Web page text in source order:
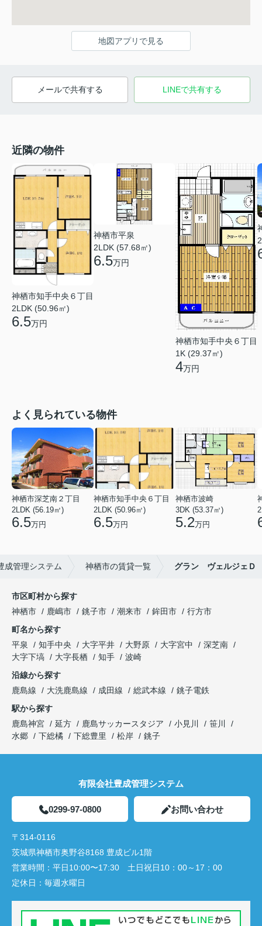
地図アプリで見る
メールで共有する LINEで共有する
近隣の物件
神栖市知手中央６丁目
2LDK (50.96㎡)
6.5万円
神栖市平泉
2LDK (57.68㎡)
6.5万円
神栖市知手中央６丁目
1K (29.37㎡)
4万円
よく見られている物件
神栖市深芝南２丁目
2LDK (56.19㎡)
6.5万円
神栖市知手中央６丁目
2LDK (50.96㎡)
6.5万円
神栖市波崎
3DK (53.37㎡)
5.2万円
成管理システム 神栖市の賃貸一覧 グラン ヴェルジェＤ
市区町村から探す
神栖市
鹿嶋市 銚子市 潮来市 鉾田市
行方市
町名から探す
平泉
知手中央 大字平井 大野原 大字宮中
深芝南
大字下塙
大字長栖 知手
波崎
沿線から探す
鹿島線
大洗鹿島線 成田線 総武本線
銚子電鉄
駅から探す
鹿島神宮
延方 鹿島サッカースタジア 小見川
笹川
水郷
下総橘 下総豊里 松岸 銚子
有限会社豊成管理システム
0299-97-0800 お問い合わせ
〒314-0116
茨城県神栖市奥野谷8168 豊成ビル1階
営業時間： 平日10:00〜17:30 土日祝日10：00～17：00
定休日： 毎週水曜日